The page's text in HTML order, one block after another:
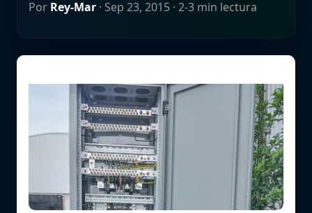
Por Rey-Mar · Sep 23, 2015 · 2-3 min lectura